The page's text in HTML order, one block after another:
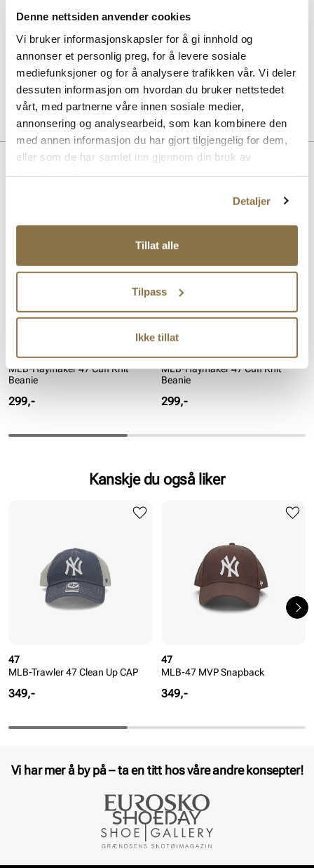
Denne nettsiden anvender cookies
Vi bruker informasjonskapsler for å gi innhold og
annonser et personlig preg, for å levere sosiale
mediefunksjoner og for å analysere trafikken vår. Vi deler
dessuten informasjon om hvordan du bruker nettstedet
vårt, med partnerne våre innen sosiale medier,
annonsering og analysearbeid, som kan kombinere den
med annen informasjon du har gjort tilgjengelig for dem,
eller som de har samlet inn gjennom din bruk av
Detaljer
Tillat alle
Tilpass
Ikke tillat
Beanie laget av 100% akrylgarn med brodert logo. Den varme
akrylgarnmaterialet gir god varme, og luen er strechy og
komfortabel.
Art. nr.
B-HYMKR17ACE
Lignende produkter
47
MLB-Haymaker 47 Cuff Knit
Beanie
Pris
299,-
47
MLB-Haymaker 47 Cuff Knit
Beanie
Pris
299,-
Kanskje du også liker
47
MLB-Trawler 47 Clean Up CAP
Pris
349,-
47
MLB-47 MVP Snapback
Pris
349,-
Vi har mer å by på – ta en titt hos våre andre konsepter!